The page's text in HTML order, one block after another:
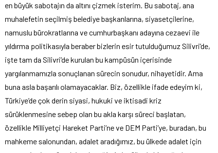
en büyük sabotajın da altını çizmek isterim. Bu sabotaj, ana
muhalefetin seçilmiş belediye başkanlarına, siyasetçilerine,
namuslu bürokratlarına ve cumhurbaşkanı adayına cezaevi ile
yıldırma politikasıyla beraber bizlerin esir tutulduğumuz Silivri’de,
işte tam da Silivri’de kurulan bu kampüsün içerisinde
yargılanmamızla sonuçlanan sürecin sonudur, nihayetidir. Ama
buna asla başarılı olamayacaklar. Biz, özellikle ifade edeyim ki,
Türkiye’de çok derin siyasi, hukuki ve iktisadi kriz
sürüklenmesine sebep olan bu akla karşı süreci başlatan,
özellikle Milliyetçi Hareket Parti’ne ve DEM Parti’ye, buradan, bu
mahkeme salonundan, adalet aradığımız, bu ülkede adalet için